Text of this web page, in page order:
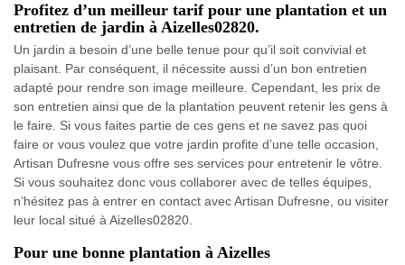
Profitez d’un meilleur tarif pour une plantation et un
entretien de jardin à Aizelles02820.
Un jardin a besoin d’une belle tenue pour qu’il soit convivial et
plaisant. Par conséquent, il nécessite aussi d’un bon entretien
adapté pour rendre son image meilleure. Cependant, les prix de
son entretien ainsi que de la plantation peuvent retenir les gens à
le faire. Si vous faites partie de ces gens et ne savez pas quoi
faire or vous voulez que votre jardin profite d’une telle occasion,
Artisan Dufresne vous offre ses services pour entretenir le vôtre.
Si vous souhaitez donc vous collaborer avec de telles équipes,
n’hésitez pas à entrer en contact avec Artisan Dufresne, ou visiter
leur local situé à Aizelles02820.
Pour une bonne plantation à Aizelles